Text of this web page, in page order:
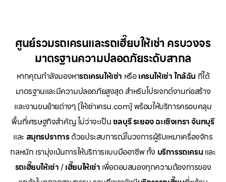
ศูนย์รวมรถเครนและรถเฮี๊ยบให้เช่า ครบวงจร
มาตรฐานความปลอดภัยระดับสากล
หากคุณกำลังมองหารถเครนให้เช่า หรือเครนให้เช่าใกล้ฉัน ที่ได้
มาตรฐานและมีความปลอดภัยสูงสุด สำหรับโปรเจกต์งานก่อสร้าง
และงานขนย้ายต่างๆ [ให้เช่าเครน.com] พร้อมให้บริการครอบคลุม
พื้นที่เศรษฐกิจสำคัญ ไม่ว่าจะเป็นชลบุรี ระยอง ฉะเชิงเทรา จันทบุรี
และ สมุทรปราการด้วยประสบการณ์ในวงการผู้รับเหมาเครื่องจักร
กลหนัก เรามุ่งเน้นการให้บริการแบบมืออาชีพ ทั้ง บริการรถเครน และ
รถเฮี๊ยบให้เช่า/เฮี๊ยบให้เช่า เพื่อตอบสนองทุกความต้องการของ